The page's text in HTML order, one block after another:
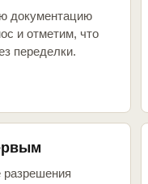
документацию
и отметим, что
переделки.